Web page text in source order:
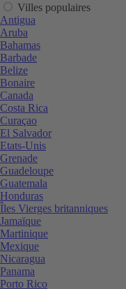
Villes populaires
Antigua
Aruba
Bahamas
Barbade
Belize
Bonaire
Canada
Costa Rica
Curaçao
El Salvador
Etats-Unis
Grenade
Guadeloupe
Guatemala
Honduras
Îles Vierges britanniques
Jamaïque
Martinique
Mexique
Nicaragua
Panama
Porto Rico